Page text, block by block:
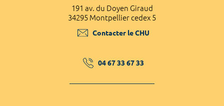
191 av. du Doyen Giraud
34295 Montpellier cedex 5
Contacter le CHU
04 67 33 67 33